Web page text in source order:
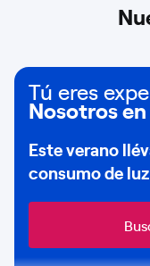
Tú eres
Nosotros
Este verano
consumo de